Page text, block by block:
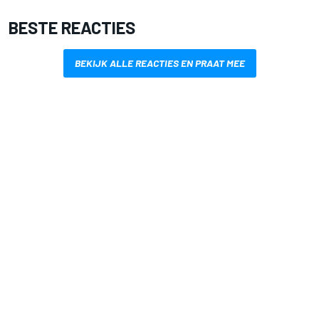
BESTE REACTIES
BEKIJK ALLE REACTIES EN PRAAT MEE